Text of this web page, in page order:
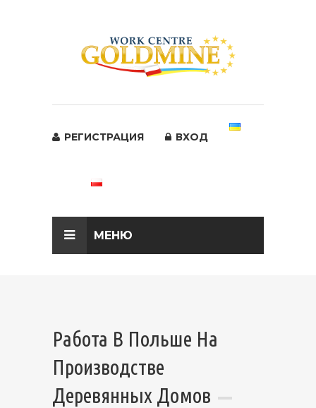
РЕГИСТРАЦИЯ ВХОД
МЕНЮ
Работа В Польше На
Производстве
Деревянных Домов